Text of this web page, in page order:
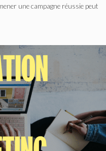
une campagne réussie peut